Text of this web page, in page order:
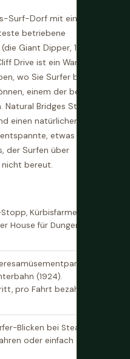
Surf-Dorf mit einem
betriebene
Giant Dipper, 1924,
Drive ist ein Wander-
wo Sie Surfer bei
einem der besten
Bridges State
einen natürlichen
etwas
der Surfen über
bereut.
Kürbisfarmen im
House für Dungeness-
(1924).
pro Fahrt bezahlen.
Blicken bei Steamer
oder einfach